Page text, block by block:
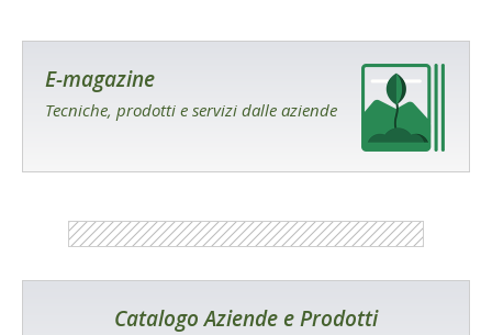
E-magazine
Tecniche, prodotti e servizi dalle aziende
Catalogo Aziende e Prodotti